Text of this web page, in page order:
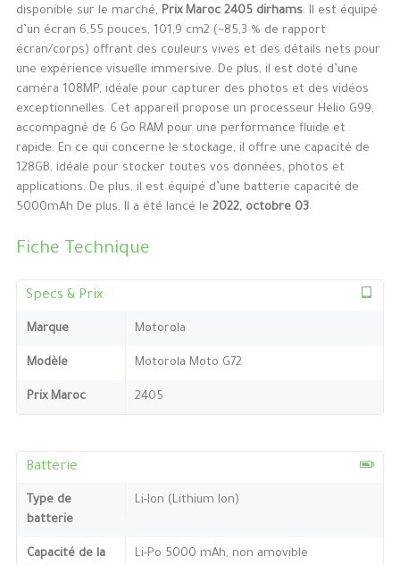
disponible sur le marché, Prix Maroc 2405 dirhams. Il est équipé
d’un écran 6,55 pouces, 101,9 cm2 (~85,3 % de rapport
écran/corps) offrant des couleurs vives et des détails nets pour
une expérience visuelle immersive. De plus, il est doté d’une
caméra 108MP, idéale pour capturer des photos et des vidéos
exceptionnelles. Cet appareil propose un processeur Helio G99,
accompagné de 6 Go RAM pour une performance fluide et
rapide. En ce qui concerne le stockage, il offre une capacité de
128GB, idéale pour stocker toutes vos données, photos et
applications. De plus, il est équipé d’une batterie capacité de
5000mAh De plus, Il a été lancé le 2022, octobre 03
Fiche Technique
Specs & Prix
Marque Motorola
Modèle Motorola Moto G72
Prix Maroc 2405
Batterie
Type de
batterie
Li-Ion (Lithium Ion)
Capacité de la
Li-Po 5000 mAh, non amovible